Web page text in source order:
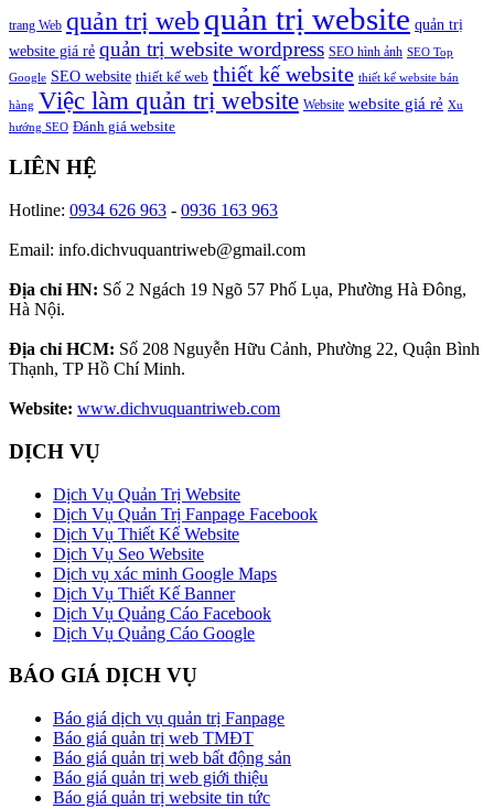
trang Web quản trị web quản trị website quản trị
website giá rẻ quản trị website wordpress SEO hình ảnh SEO Top
Google SEO website thiết kế web thiết kế website thiết kế website bán
hàng Việc làm quản trị website Website website giá rẻ Xu
hướng SEO Đánh giá website
LIÊN HỆ
Hotline: 0934 626 963 - 0936 163 963
Email: info.dichvuquantriweb@gmail.com
Địa chỉ HN: Số 2 Ngách 19 Ngõ 57 Phố Lụa, Phường Hà Đông,
Hà Nội.
Địa chỉ HCM: Số 208 Nguyễn Hữu Cảnh, Phường 22, Quận Bình
Thạnh, TP Hồ Chí Minh.
Website: www.dichvuquantriweb.com
DỊCH VỤ
Dịch Vụ Quản Trị Website
Dịch Vụ Quản Trị Fanpage Facebook
Dịch Vụ Thiết Kế Website
Dịch Vụ Seo Website
Dịch vụ xác minh Google Maps
Dịch Vụ Thiết Kế Banner
Dịch Vụ Quảng Cáo Facebook
Dịch Vụ Quảng Cáo Google
BÁO GIÁ DỊCH VỤ
Báo giá dịch vụ quản trị Fanpage
Báo giá quản trị web TMĐT
Báo giá quản trị web bất động sản
Báo giá quản trị web giới thiệu
Báo giá quản trị website tin tức